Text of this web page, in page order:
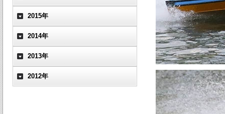
2015年
2014年
2013年
2012年